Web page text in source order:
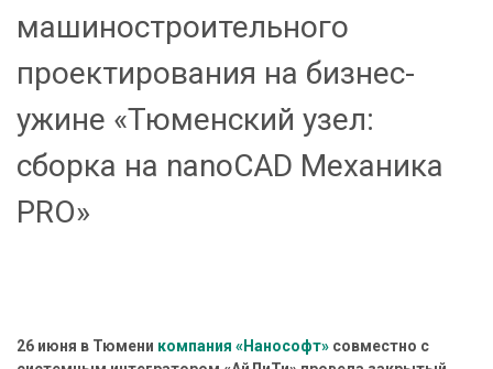
е
и
е
В
н
н
машиностроительного
проектирования на бизнес-
ужине «Тюменский узел:
сборка на nanoCAD Механика
PRO»
26 июня в Тюмени компания «Нанософт» совместно с